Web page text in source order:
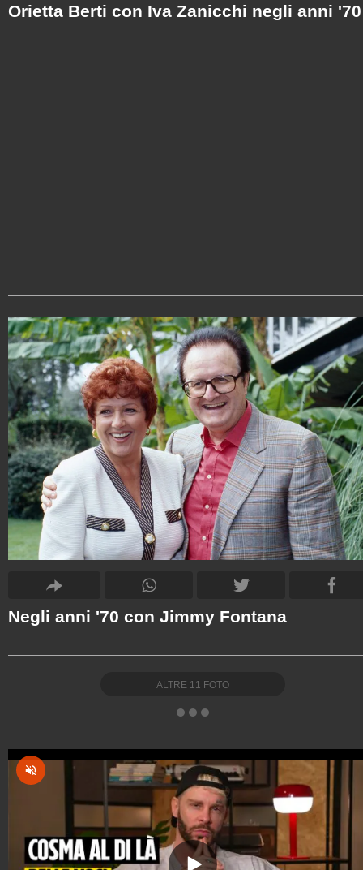
Orietta Berti con Iva Zanicchi negli anni '70
Negli anni '70 con Jimmy Fontana
ALTRE 11 FOTO